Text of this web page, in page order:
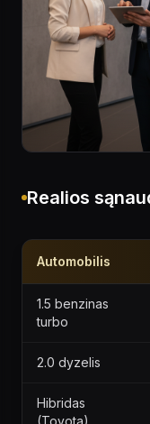
Realios
Automobilis
1.5 benzinas
turbo
2.0 dyzelis
Hibridas
(Toyota)